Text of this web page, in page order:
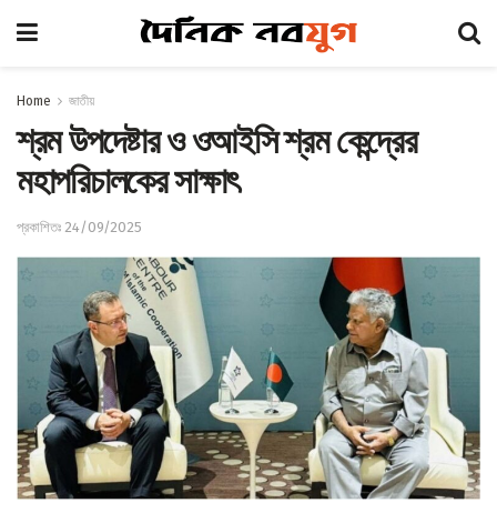
Home জাতীয়
শ্রম উপদেষ্টার ও ওআইসি শ্রম কেন্দ্রের
মহাপরিচালকের সাক্ষাৎ
প্রকাশিতঃ 24/09/2025